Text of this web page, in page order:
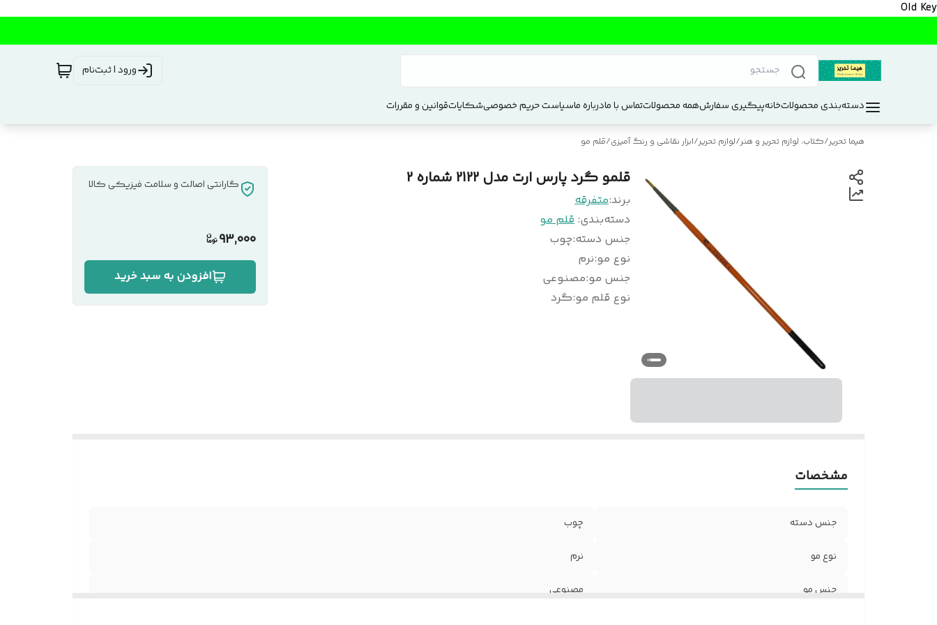
Old Key
ورود | ثبت‌نام
دسته‌بندی محصولاتخانهپیگیری سفارشهمه محصولاتتماس با مادرباره ماسیاست حریم خصوصیشکایاتقوانین و مقررات
هیما تحریر/کتاب، لوازم تحریر و هنر/لوازم تحریر/ابزار نقاشی و رنگ آمیزی/قلم مو
قلمو گرد پارس ارت مدل 2122 شماره 2
برند:متفرقه
دسته‌بندی: قلم مو
جنس دسته:چوب
نوع مو:نرم
جنس مو:مصنوعی
نوع قلم مو:گرد
گارانتی اصالت و سلامت فیزیکی کالا
93,000
افزودن به سبد خرید
مشخصات
جنس دسته چوب
نوع مو نرم
جنس مو مصنوعی